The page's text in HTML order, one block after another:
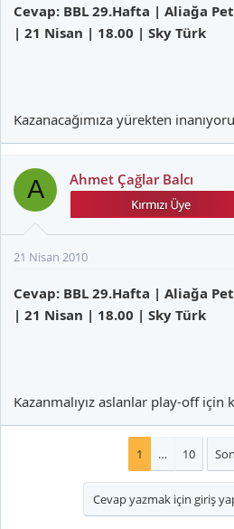
Cevap: BBL 29.Hafta | Aliağa
| 21 Nisan | 18.00 | Sky Türk
Kazanacağımıza yürekten
A Ahmet Çağlar Balcı
21 Nisan 2010
Cevap: BBL 29.Hafta | Aliağa
| 21 Nisan | 18.00 | Sky Türk
Kazanmalıyız aslanlar play-off için
1 … 10
Cevap yazmak için giriş